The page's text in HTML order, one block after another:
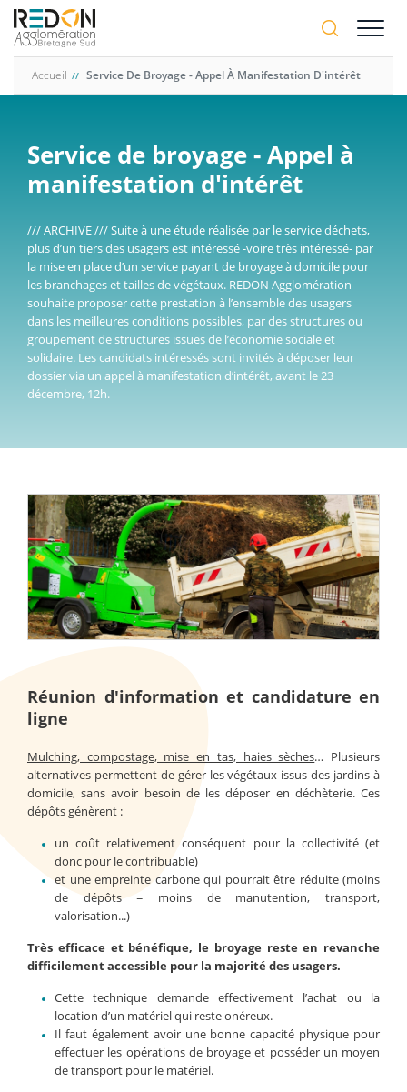
Aller
contenu
Accueil Service De Broyage - Appel À Manifestation D'intérêt
Service de broyage - Appel à
manifestation d'intérêt
/// ARCHIVE /// Suite à une étude réalisée par le service déchets,
plus d’un tiers des usagers est intéressé -voire très intéressé- par
la mise en place d’un service payant de broyage à domicile pour
les branchages et tailles de végétaux. REDON Agglomération
souhaite proposer cette prestation à l’ensemble des usagers
dans les meilleures conditions possibles, par des structures ou
groupement de structures issues de l’économie sociale et
solidaire. Les candidats intéressés sont invités à déposer leur
dossier via un appel à manifestation d’intérêt, avant le 23
décembre, 12h.
Réunion d'information et candidature en
ligne
Mulching, compostage, mise en tas, haies sèches… Plusieurs
alternatives permettent de gérer les végétaux issus des jardins à
domicile, sans avoir besoin de les déposer en déchèterie. Ces
dépôts génèrent :
un coût relativement conséquent pour la collectivité (et
donc pour le contribuable)
et une empreinte carbone qui pourrait être réduite (moins
de dépôts = moins de manutention, transport,
valorisation...)
Très efficace et bénéfique, le broyage reste en revanche
difficilement accessible pour la majorité des usagers.
Cette technique demande effectivement l’achat ou la
location d’un matériel qui reste onéreux.
Il faut également avoir une bonne capacité physique pour
effectuer les opérations de broyage et posséder un moyen
de transport pour le matériel.